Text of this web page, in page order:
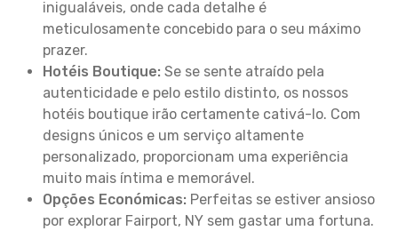
inigualáveis, onde cada detalhe é
meticulosamente concebido para o seu máximo
prazer.
Hotéis Boutique: Se se sente atraído pela
autenticidade e pelo estilo distinto, os nossos
hotéis boutique irão certamente cativá-lo. Com
designs únicos e um serviço altamente
personalizado, proporcionam uma experiência
muito mais íntima e memorável.
Opções Económicas: Perfeitas se estiver ansioso
por explorar Fairport, NY sem gastar uma fortuna.